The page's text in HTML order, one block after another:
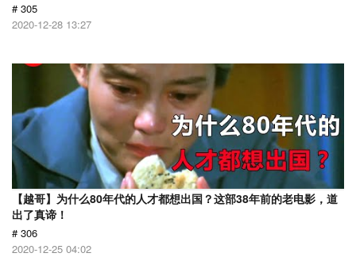
# 305
2020-12-28 13:27
【越哥】为什么80年代的人才都想出国？这部38年前的老电影，道
出了真谛！
# 306
2020-12-25 04:02